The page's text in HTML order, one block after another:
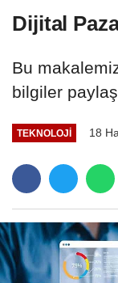
Dijital
Bu
bilgiler
TEKNOLOJI 18